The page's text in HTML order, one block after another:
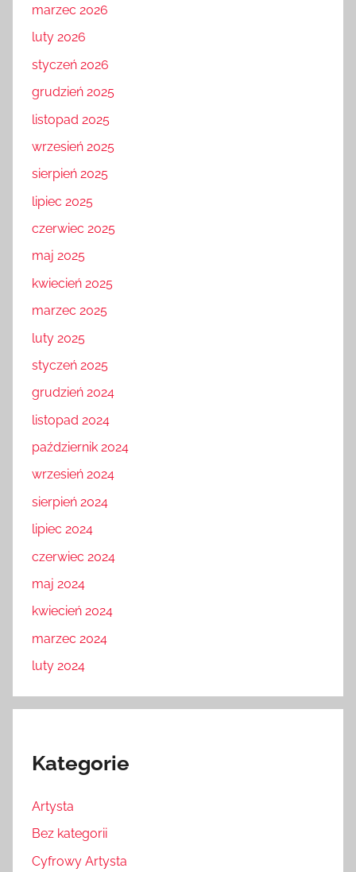
marzec 2026
luty 2026
styczeń 2026
grudzień 2025
listopad 2025
wrzesień 2025
sierpień 2025
lipiec 2025
czerwiec 2025
maj 2025
kwiecień 2025
marzec 2025
luty 2025
styczeń 2025
grudzień 2024
listopad 2024
październik 2024
wrzesień 2024
sierpień 2024
lipiec 2024
czerwiec 2024
maj 2024
kwiecień 2024
marzec 2024
luty 2024
Kategorie
Artysta
Bez kategorii
Cyfrowy Artysta